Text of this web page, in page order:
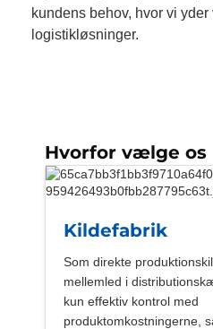
kundens behov, hvor vi
logistikløsninger.
Hvorfor vælge os
Kildefabrik
Som direkte
mellemled i
kun effektiv kontrol med
produktomkostningerne,